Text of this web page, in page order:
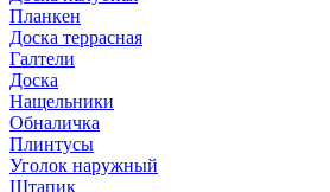
Планкен
Доска террасная
Галтели
Доска
Нащельники
Обналичка
Плинтусы
Уголок наружный
Штапик